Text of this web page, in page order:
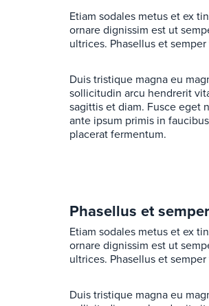
Etiam sodales metus et ex
ornare dignissim est ut
ultrices. Phasellus et
Duis tristique magna eu
sollicitudin arcu hendrerit
sagittis et diam. Fusce eget
ante ipsum primis in
placerat fermentum.
Phasellus et
Etiam sodales metus et ex
ornare dignissim est ut
ultrices. Phasellus et
Duis tristique magna eu